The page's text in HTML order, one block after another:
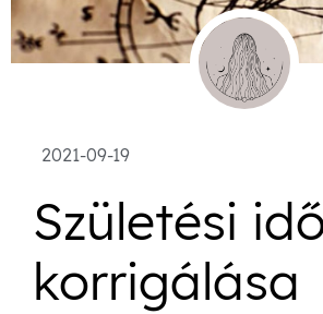
2021-09-19
Születési
korrigálása